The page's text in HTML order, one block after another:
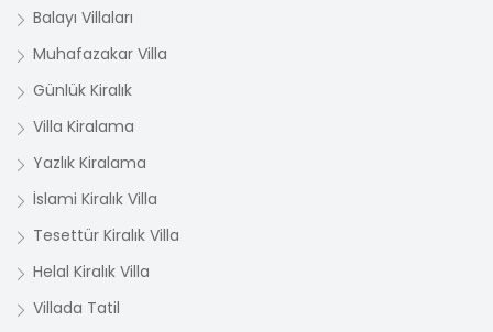
Balayı Villaları
Muhafazakar Villa
Günlük Kiralık
Villa Kiralama
Yazlık Kiralama
İslami Kiralık Villa
Tesettür Kiralık Villa
Helal Kiralık Villa
Villada Tatil